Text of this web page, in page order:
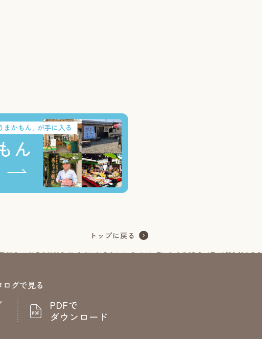
グで見る
PDFで
ダウンロード